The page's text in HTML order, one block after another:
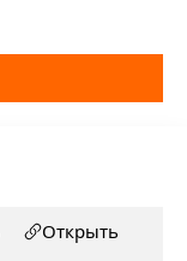
Открыть